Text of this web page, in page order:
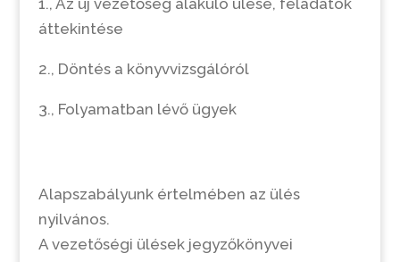
1., Az új vezetőség alakuló ülése, feladatok
áttekintése
2., Döntés a könyvvizsgálóról
3., Folyamatban lévő ügyek
Alapszabályunk értelmében az ülés
nyilvános.
A vezetőségi ülések jegyzőkönyvei